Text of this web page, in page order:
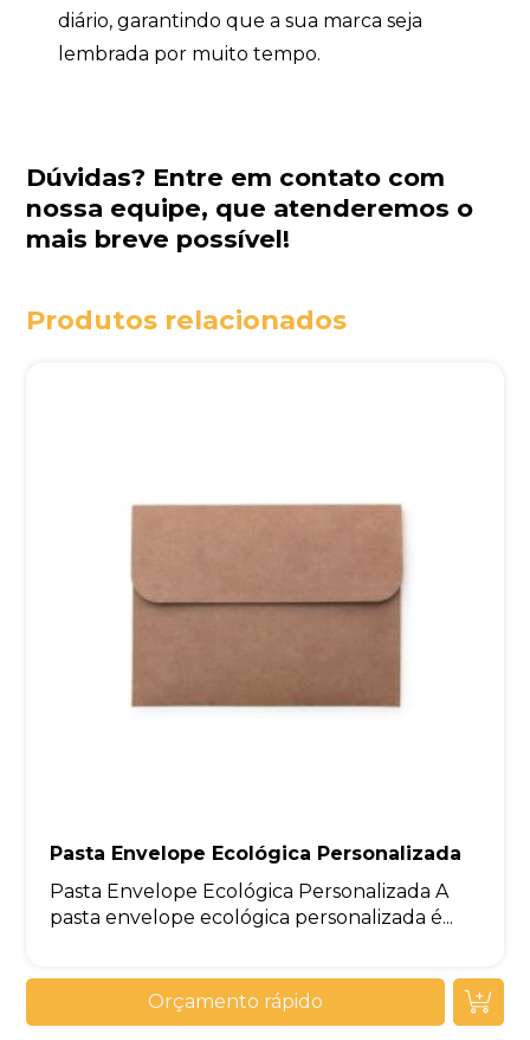
diário, garantindo que a sua marca seja
lembrada por muito tempo.
Dúvidas? Entre em contato com
nossa equipe, que atenderemos o
mais breve possível!
Produtos relacionados
Pasta Envelope Ecológica Personalizada
Pasta Envelope Ecológica Personalizada A
pasta envelope ecológica personalizada é...
Orçamento rápido